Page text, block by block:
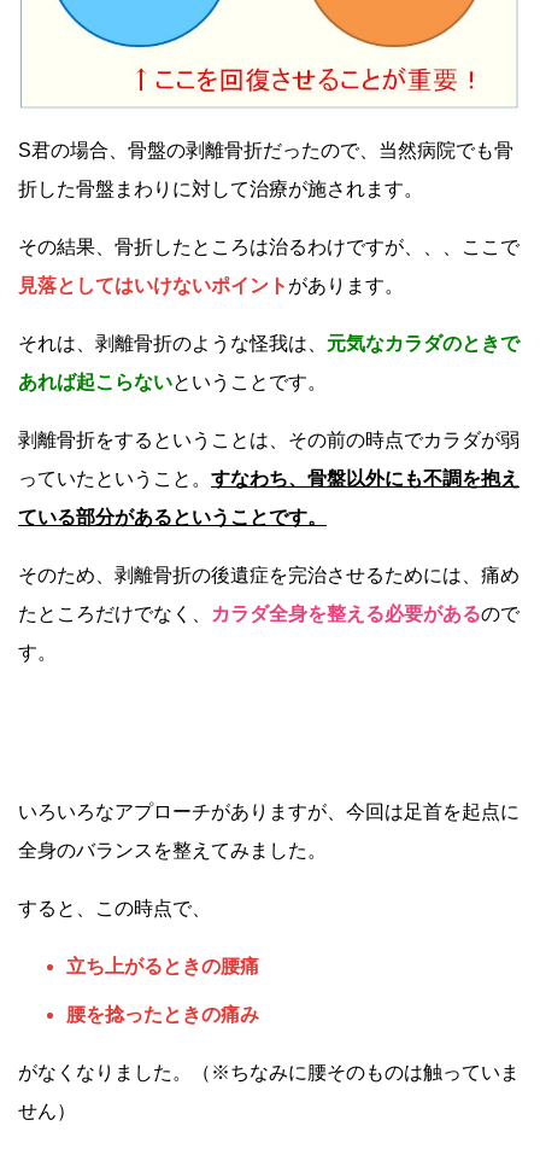
S君の場合、骨盤の剥離骨折だったので、当然病院でも骨
折した骨盤まわりに対して治療が施されます。
その結果、骨折したところは治るわけですが、、、ここで
見落としてはいけないポイント があります。
それは、剥離骨折のような怪我は、 元気なカラダのときで
あれば起こらないということです。
剥離骨折をするということは、その前の時点でカラダが弱
っていたということ。 すなわち、骨盤以外にも不調を抱え
ている部分があるということです。
そのため、剥離骨折の後遺症を完治させるためには、痛め
たところだけでなく、 カラダ全身を整える必要があるので
す。
いろいろなアプローチがありますが、今回は足首を起点に
全身のバランスを整えてみました。
すると、この時点で、
立ち上がるときの腰痛
腰を捻ったときの痛み
がなくなりました。（※ちなみに腰そのものは触っていま
せん）